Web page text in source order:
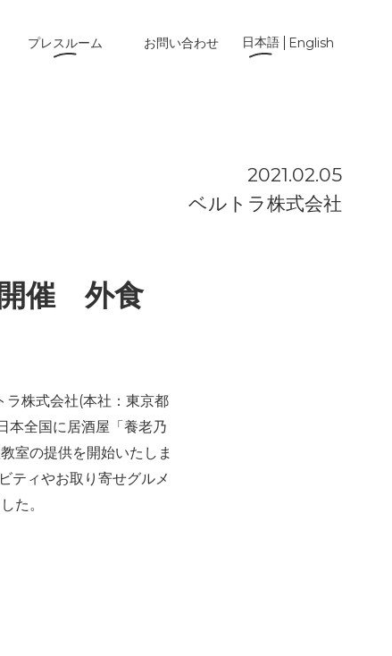
プレスルーム お問い合わせ 日本語 English
2021.02.05
ベルトラ株式会社
開催 外食
ラ株式会社(本社：東京都
本全国に居酒屋「養老乃
室の提供を開始いたしま
ティやお取り寄せグルメ
た。